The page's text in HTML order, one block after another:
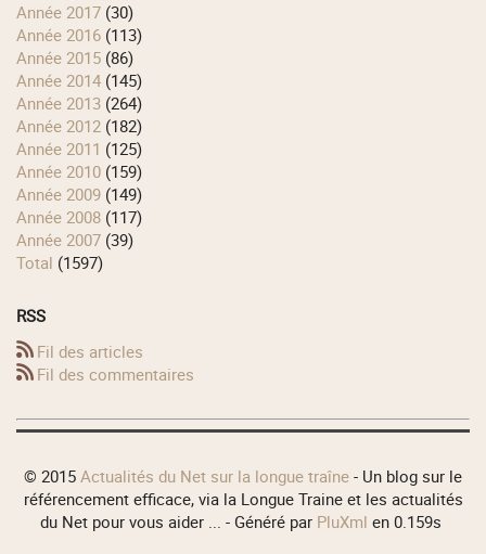
année 2017 (30)
année 2016 (113)
année 2015 (86)
année 2014 (145)
année 2013 (264)
année 2012 (182)
année 2011 (125)
année 2010 (159)
année 2009 (149)
année 2008 (117)
année 2007 (39)
total (1597)
RSS
Fil des articles
Fil des commentaires
© 2015 Actualités du Net sur la longue traîne - Un blog sur le
référencement efficace, via la Longue Traine et les actualités
du Net pour vous aider ... - Généré par PluXml en 0.159s